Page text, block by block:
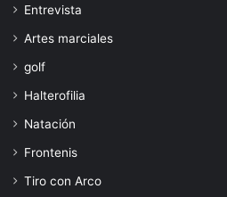
Entrevista
Artes marciales
golf
Halterofilia
Natación
Frontenis
Tiro con Arco